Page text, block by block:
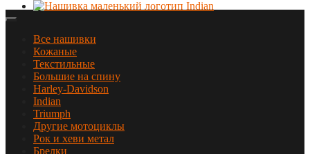
Все нашивки
Кожаные
Текстильные
Большие на спину
Harley-Davidson
Indian
Triumph
Другие мотоциклы
Рок и хеви метал
Брелки